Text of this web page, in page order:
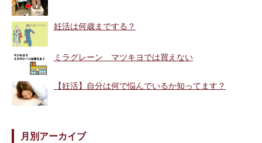
妊活は何歳までする？
ミラグレーン マツキヨでは買えない
【妊活】自分は何で悩んでいるか知ってます？
月別アーカイブ